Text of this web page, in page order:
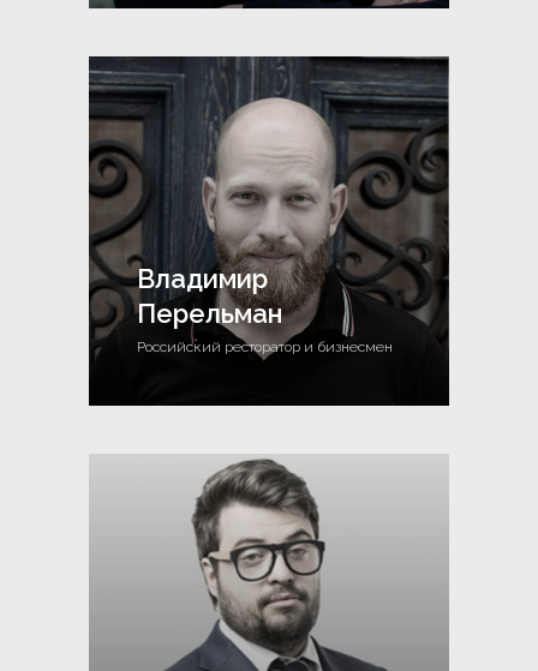
Владимир
Перельман
Российский ресторатор и бизнесмен